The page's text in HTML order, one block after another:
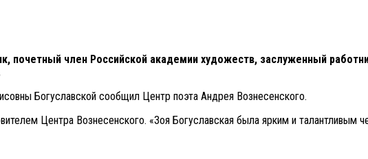
почетный член Российской академии художеств, заслуженный
Богуславской сообщил Центр поэта Андрея Вознесенского.
Центра Вознесенского. «Зоя Богуславская была ярким и талантливым